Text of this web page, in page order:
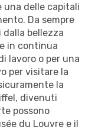
una delle capitali
Da sempre
bellezza
in continua
lavoro o per una
per visitare la
la
divenuti
possono
du Louvre e il